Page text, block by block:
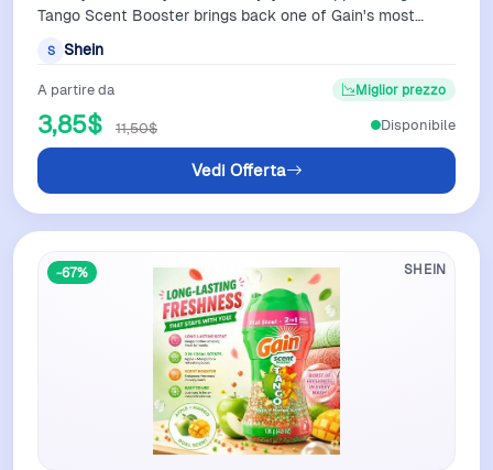
Tango Scent Booster brings back one of Gain's most
S Shein
A partire da
3,85$ 11,50$
Miglior prezzo
Vedi Offerta
Disponibile
-67% SHEIN